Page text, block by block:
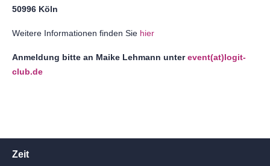
50996 Köln
Weitere Informationen finden Sie hier
Anmeldung bitte an Maike Lehmann unterevent(at)logit-
club.de
Zeit